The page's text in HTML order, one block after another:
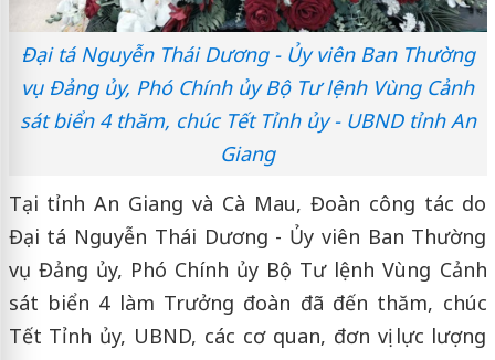
Đại tá Nguyễn Thái Dương - Ủy viên Ban Thường
vụ Đảng ủy, Phó Chính ủy Bộ Tư lệnh Vùng Cảnh
sát biển 4 thăm, chúc Tết Tỉnh ủy - UBND tỉnh An
Giang
Tại tỉnh An Giang và Cà Mau, Đoàn công tác do
Đại tá Nguyễn Thái Dương - Ủy viên Ban Thường
vụ Đảng ủy, Phó Chính ủy Bộ Tư lệnh Vùng Cảnh
sát biển 4 làm Trưởng đoàn đã đến thăm, chúc
Tết Tỉnh ủy, UBND, các cơ quan, đơn vị lực lượng